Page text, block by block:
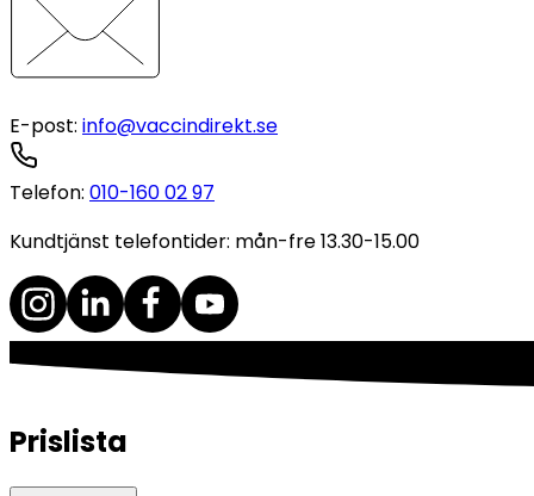
E-post: info@vaccindirekt.se
Telefon: 010-160 02 97
Kundtjänst telefontider: mån-fre 13.30-15.00
Prislista